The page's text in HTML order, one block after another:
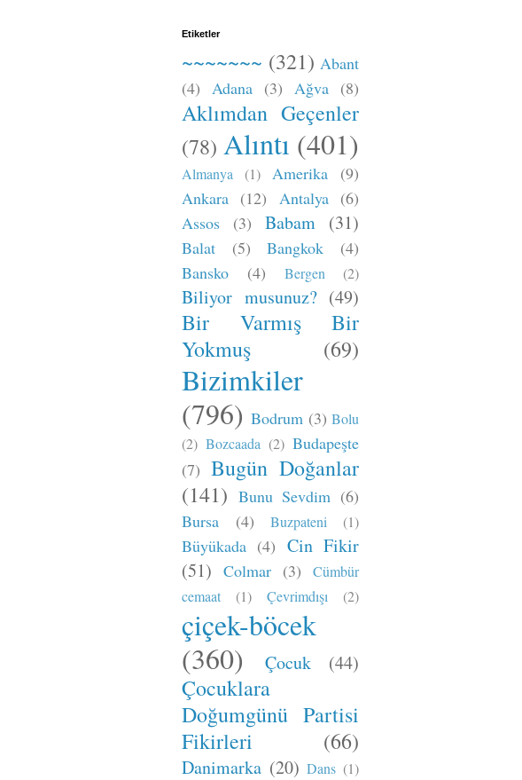
Etiketler
~~~~~~~ (321) Abant
(4) Adana (3) Ağva (8)
Aklımdan Geçenler
(78) Alıntı (401)
Almanya (1) Amerika
(9)
Ankara (12) Antalya (6)
Assos
(3) Babam (31)
Balat (5) Bangkok
(4)
Bansko
(4) Bergen (2)
Biliyor musunuz? (49)
Bir Varmış Bir
Yokmuş
(69)
Bizimkiler
(796) Bodrum (3) Bolu
(2) Bozcaada (2) Budapeşte
(7) Bugün Doğanlar
(141) Bunu Sevdim (6)
Bursa
(4) Buzpateni (1)
Büyükada (4) Cin Fikir
(51) Colmar (3)
Cümbür
cemaat
(1) Çevrimdışı (2)
çiçek-böcek
(360)
Çocuk (44)
Çocuklara
Doğumgünü Partisi
Fikirleri
(66)
Danimarka (20) Dans (1)